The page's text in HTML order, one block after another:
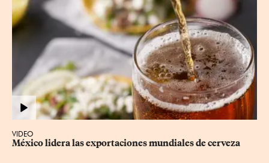
VIDEO
México lidera las exportaciones mundiales de cerveza